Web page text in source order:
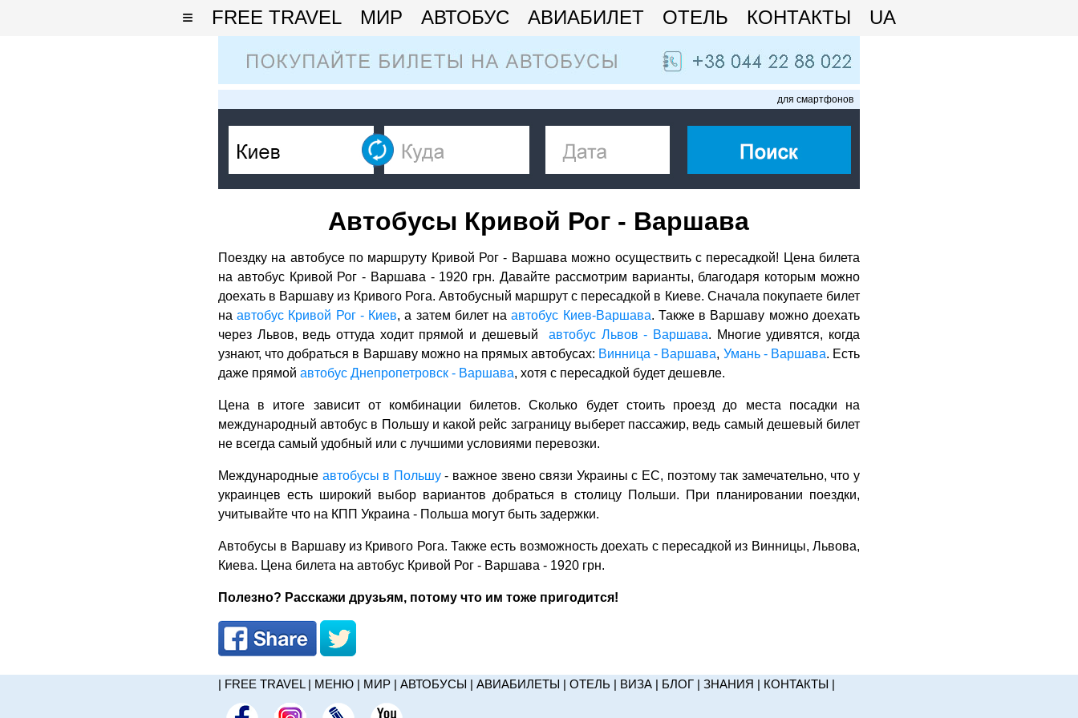
≡ FREE TRAVEL МИР АВТОБУС АВИАБИЛЕТ ОТЕЛЬ КОНТАКТЫ UA
для смартфонов
Автобусы Кривой Рог - Варшава
Поездку на автобусе по маршруту Кривой Рог - Варшава можно осуществить с пересадкой! Цена билета
на автобус Кривой Рог - Варшава - 1920 грн. Давайте рассмотрим варианты, благодаря которым можно
доехать в Варшаву из Кривого Рога. Автобусный маршрут с пересадкой в Киеве. Сначала покупаете билет
наавтобус Кривой Рог - Киев, а затем билет наавтобус Киев-Варшава. Также в Варшаву можно доехать
через Львов, ведь оттуда ходит прямой и дешевый автобус Львов - Варшава. Многие удивятся, когда
узнают, что добраться в Варшаву можно на прямых автобусах: Винница - Варшава, Умань - Варшава. Есть
даже прямой автобус Днепропетровск - Варшава, хотя с пересадкой будет дешевле.
Цена в итоге зависит от комбинации билетов. Сколько будет стоить проезд до места посадки на
международный автобус в Польшу и какой рейс заграницу выберет пассажир, ведь самый дешевый билет
не всегда самый удобный или с лучшими условиями перевозки.
Международные автобусы в Польшу- важное звено связи Украины с ЕС, поэтому так замечательно, что у
украинцев есть широкий выбор вариантов добраться в столицу Польши. При планировании поездки,
учитывайте что на КПП Украина - Польша могут быть задержки.
Автобусы в Варшаву из Кривого Рога. Также есть возможность доехать с пересадкой из Винницы, Львова,
Киева. Цена билета на автобус Кривой Рог - Варшава - 1920 грн.
Полезно? Расскажи друзьям, потому что им тоже пригодится!
| FREE TRAVEL| МЕНЮ | МИР | АВТОБУСЫ | АВИАБИЛЕТЫ | ОТЕЛЬ | ВИЗА | БЛОГ | ЗНАНИЯ | КОНТАКТЫ |